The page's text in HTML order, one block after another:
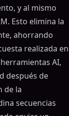
y al mismo
Esto elimina la
ahorrando
realizada en
AI,
después de
de la
secuencias